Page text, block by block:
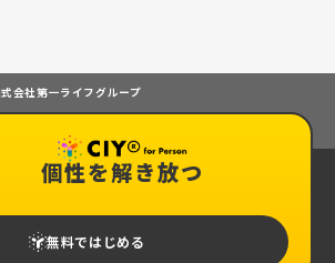
会社第一ライフグループ
個性を解き放つ
無料ではじめる